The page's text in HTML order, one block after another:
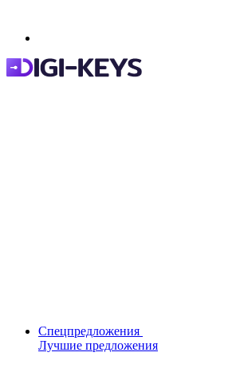
Спецпредложения
Лучшие предложения